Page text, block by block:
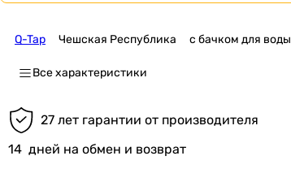
Q-Tap Чешская Республика с бачком для воды
Все характеристики
27 лет гарантии от производителя
14 дней на обмен и возврат